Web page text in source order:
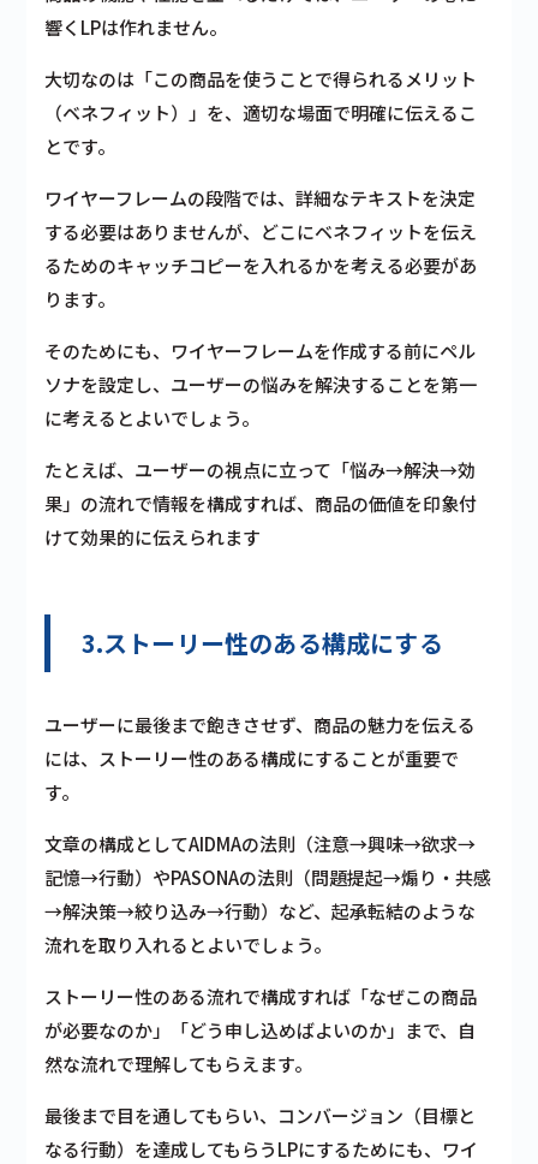
響くLPは作れません。
大切なのは「この商品を使うことで得られるメリット
（ベネフィット）」を、適切な場面で明確に伝えるこ
とです。
ワイヤーフレームの段階では、詳細なテキストを決定
する必要はありませんが、どこにベネフィットを伝え
るためのキャッチコピーを入れるかを考える必要があ
ります。
そのためにも、ワイヤーフレームを作成する前にペル
ソナを設定し、ユーザーの悩みを解決することを第一
に考えるとよいでしょう。
たとえば、ユーザーの視点に立って「悩み→解決→効
果」の流れで情報を構成すれば、商品の価値を印象付
けて効果的に伝えられます
3.ストーリー性のある構成にする
ユーザーに最後まで飽きさせず、商品の魅力を伝える
には、ストーリー性のある構成にすることが重要で
す。
文章の構成としてAIDMAの法則（注意→興味→欲求→
記憶→行動）やPASONAの法則（問題提起→煽り・共感
→解決策→絞り込み→行動）など、起承転結のような
流れを取り入れるとよいでしょう。
ストーリー性のある流れで構成すれば「なぜこの商品
が必要なのか」「どう申し込めばよいのか」まで、自
然な流れで理解してもらえます。
最後まで目を通してもらい、コンバージョン（目標と
なる行動）を達成してもらうLPにするためにも、ワイ